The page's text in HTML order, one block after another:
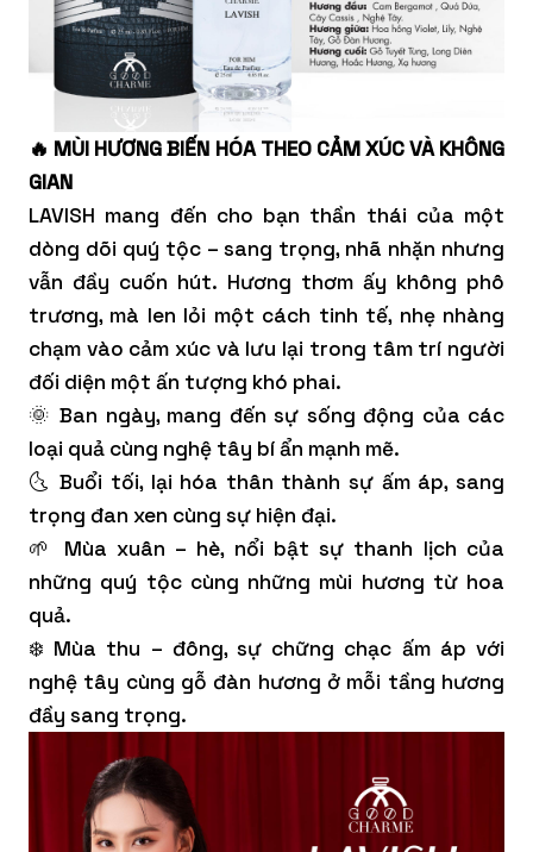
🔥 MÙI HƯƠNG BIẾN HÓA THEO CẢM XÚC VÀ KHÔNG
GIAN
LAVISH mang đến cho bạn thần thái của một
dòng dõi quý tộc – sang trọng, nhã nhặn nhưng
vẫn đầy cuốn hút. Hương thơm ấy không phô
trương, mà len lỏi một cách tinh tế, nhẹ nhàng
chạm vào cảm xúc và lưu lại trong tâm trí người
đối diện một ấn tượng khó phai.
🌞 Ban ngày, mang đến sự sống động của các
loại quả cùng nghệ tây bí ẩn mạnh mẽ.
🌜 Buổi tối, lại hóa thân thành sự ấm áp, sang
trọng đan xen cùng sự hiện đại.
🌱 Mùa xuân – hè, nổi bật sự thanh lịch của
những quý tộc cùng những mùi hương từ hoa
quả.
❄️ Mùa thu – đông, sự chững chạc ấm áp với
nghệ tây cùng gỗ đàn hương ở mỗi tầng hương
đầy sang trọng.